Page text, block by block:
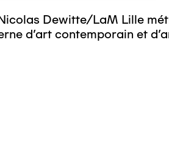
Dewitte/LaM Lille
d’art contemporain et